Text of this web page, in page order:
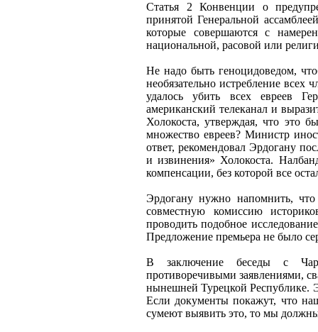
Статья 2 Конвенции о
принятой Генеральной
которые совершаются с
национальной, расовой или
Не надо быть геноцидоведом,
необязательно истребление
удалось убить всех евреев
американский телеканал и
Холокоста, утверждая, что это
множество евреев? Министр
ответ, рекомендовал Эрдогану
и извинения» Холокоста.
компенсации, без которой все
Эрдогану нужно напомнить,
совместную комиссию
проводить подобное
Предложение премьера не было
В заключение беседы с
противоречивыми заявлениями,
нынешней Турецкой Республике.
Если документы покажут, что
сумеют выявить это, то мы